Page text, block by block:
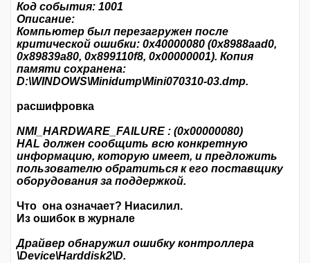
Код события: 1001
Описание:
Компьютер был перезагружен после
критической ошибки: 0x40000080 (0x8988aad0,
0x89839a80, 0x899110f8, 0x00000001). Копия
памяти сохранена:
D:\WINDOWS\Minidump\Mini070310-03.dmp.
расшифровка
NMI_HARDWARE_FAILURE : (0x00000080)
HAL должен сообщить всю конкретную
информацию, которую имеет, и предложить
пользователю обратиться к его поставщику
оборудования за поддержкой.
Что она означает? Ниасилил.
Из ошибок в журнале
Драйвер обнаружил ошибку контроллера
\Device\Harddisk2\D.